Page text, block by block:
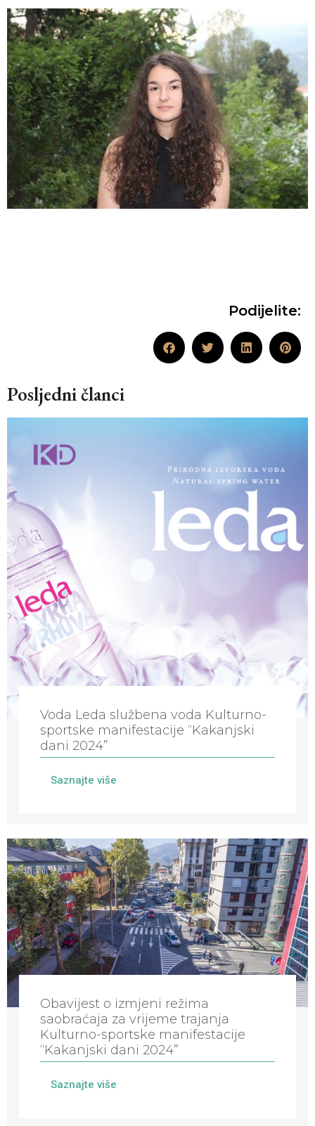
Podijelite:
Posljedni članci
Voda Leda službena voda Kulturno-
sportske manifestacije “Kakanjski
dani 2024”
Saznajte više
Obavijest o izmjeni režima
saobraćaja za vrijeme trajanja
Kulturno-sportske manifestacije
“Kakanjski dani 2024”
Saznajte više